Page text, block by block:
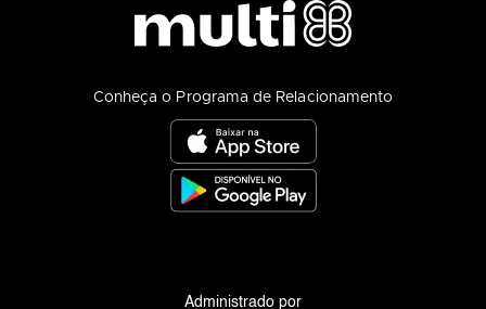
Conheça o Programa de Relacionamento
Administrado por